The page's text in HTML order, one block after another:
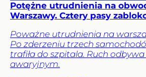
Potężne utrudnienia na
Warszawy. Cztery pasy
Poważne utrudnienia na
Po zderzeniu trzech
trafiła do szpitala. Ruch
awaryjnym.